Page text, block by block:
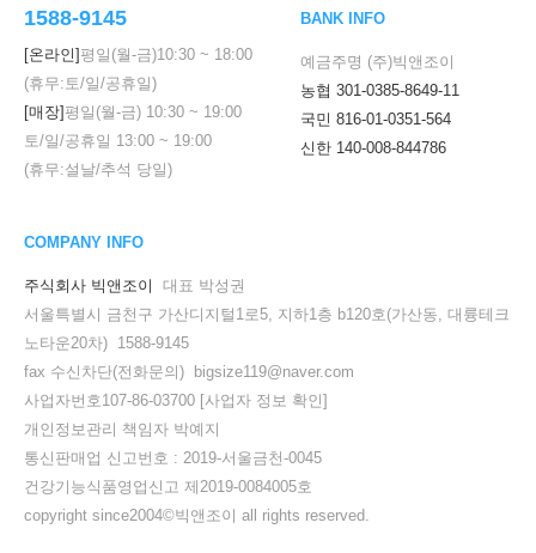
1588-9145
[온라인]평일(월-금)10:30 ~ 18:00
(휴무:토/일/공휴일)
[매장]평일(월-금) 10:30 ~ 19:00
토/일/공휴일 13:00 ~ 19:00
(휴무:설날/추석 당일)
BANK INFO
예금주명 (주)빅앤조이
농협 301-0385-8649-11
국민 816-01-0351-564
신한 140-008-844786
COMPANY INFO
주식회사 빅앤조이
대표 박성권
서울특별시 금천구 가산디지털1로5, 지하1층 b120호(가산동, 대륭테크
노타운20차) 1588-9145
fax 수신차단(전화문의) bigsize119@naver.com
사업자번호107-86-03700 [사업자 정보 확인]
개인정보관리 책임자 박예지
통신판매업 신고번호 : 2019-서울금천-0045
건강기능식품영업신고 제2019-0084005호
copyright since2004©빅앤조이 all rights reserved.